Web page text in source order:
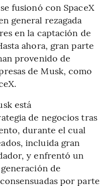
fusionó con SpaceX
general rezagada
en la captación de
ahora, gran parte
provenido de
de Musk, como
está
de negocios tras
durante el cual
incluida gran
y enfrentó un
de
por parte